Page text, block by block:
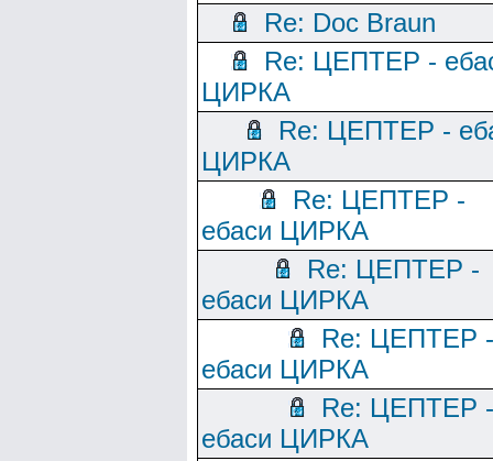
Re: Doc Braun
Re: ЦЕПТЕР -
ЦИРКА
Re: ЦЕПТЕР -
ЦИРКА
Re: ЦЕПТЕР -
ебаси ЦИРКА
Re: ЦЕПТЕР -
ебаси ЦИРКА
Re: ЦЕПТЕР -
ебаси ЦИРКА
Re: ЦЕПТЕР -
ебаси ЦИРКА